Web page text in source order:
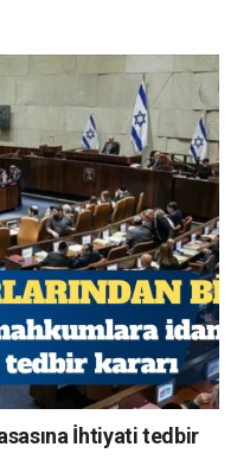
İhtiyati tedbir